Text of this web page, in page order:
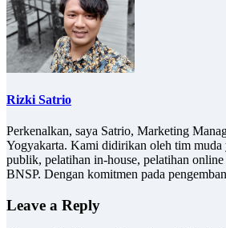
Rizki Satrio
Perkenalkan, saya Satrio, Marketing
Yogyakarta. Kami didirikan oleh tim muda
publik, pelatihan in-house, pelatihan
BNSP. Dengan komitmen pada
Leave a Reply